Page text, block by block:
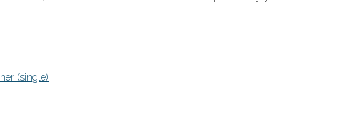
(single)